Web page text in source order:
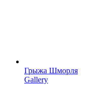
Грыжа Шморля
Gallery